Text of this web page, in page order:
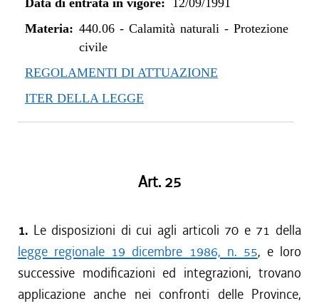
Data di entrata in vigore: 12/09/1991
Materia: 440.06- Calamità naturali - Protezione
civile
REGOLAMENTI DI ATTUAZIONE
ITER DELLA LEGGE
Art. 25
1. Le disposizioni di cui agli articoli 70 e 71 della
legge regionale 19 dicembre 1986, n. 55, e loro
successive modificazioni ed integrazioni, trovano
applicazione anche nei confronti delle Province,